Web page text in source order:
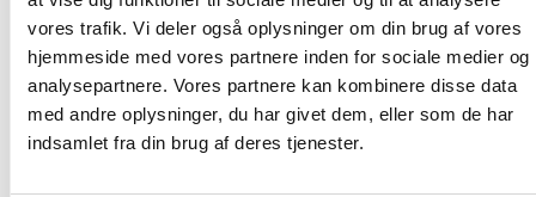
vores trafik. Vi deler også oplysninger om din brug af vores
hjemmeside med vores partnere inden for sociale medier og
analysepartnere. Vores partnere kan kombinere disse data
med andre oplysninger, du har givet dem, eller som de har
indsamlet fra din brug af deres tjenester.
af almindelig økonomisk interesse”.
Med venlig hilsen
Bent Madsen / Birgitte Fæster